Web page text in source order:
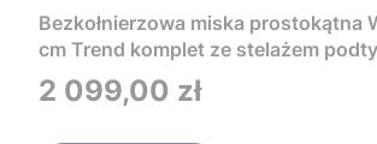
Bezkołnierzowa miska prostokątna
cm Trend komplet ze stelażem
Tece i czarnym przyciskiem TeceNow
TR2216+Tece
Cena
2 099,00 zł